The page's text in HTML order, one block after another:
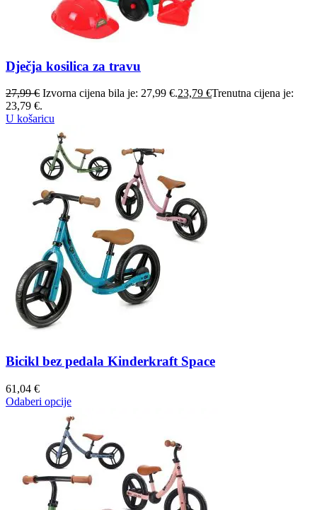
Dječja kosilica za travu
27,99€ Izvorna cijena bila je: 27,99 €.23,79 €Trenutna cijena je:
23,79 €.
U košaricu
Bicikl bez pedala Kinderkraft Space
61,04 €
Odaberi opcije